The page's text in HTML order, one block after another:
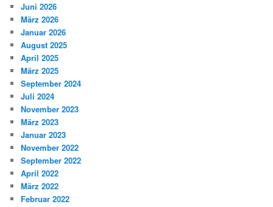
Juni 2026
März 2026
Januar 2026
August 2025
April 2025
März 2025
September 2024
Juli 2024
November 2023
März 2023
Januar 2023
November 2022
September 2022
April 2022
März 2022
Februar 2022